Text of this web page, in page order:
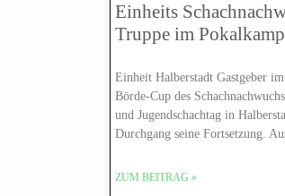
Einheits
Truppe im
Einheit Halberstadt Gastgeber
Börde-Cup des
und Jugendschachtag in
Durchgang seine Fortsetzung.
ZUM BEITRAG »